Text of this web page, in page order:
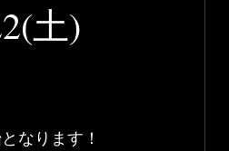
土)
なります！